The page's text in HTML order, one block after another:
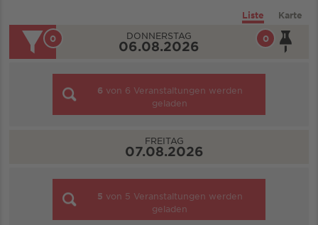
Liste Karte
0
0 DONNERSTAG
06.08.2026
6 von 6 Veranstaltungen werden
geladen
FREITAG
07.08.2026
5 von 5 Veranstaltungen werden
geladen